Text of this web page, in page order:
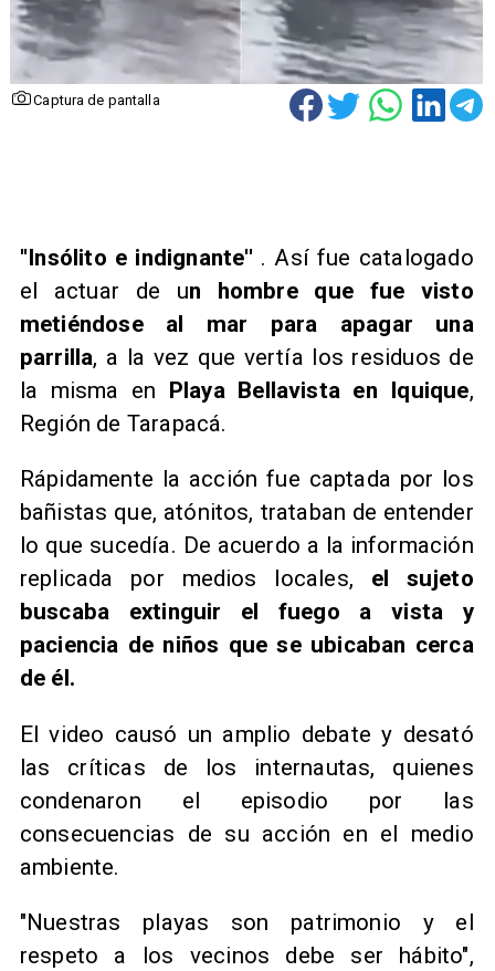
Captura de pantalla
''Insólito e indignante'' . Así fue catalogado
el actuar de un hombre que fue visto
metiéndose al mar para apagar una
parrilla, a la vez que vertía los residuos de
la misma en Playa Bellavista en Iquique,
Región de Tarapacá.
Rápidamente la acción fue captada por los
bañistas que, atónitos, trataban de entender
lo que sucedía. De acuerdo a la información
replicada por medios locales, el sujeto
buscaba extinguir el fuego a vista y
paciencia de niños que se ubicaban cerca
de él.
El video causó un amplio debate y desató
las críticas de los internautas, quienes
condenaron el episodio por las
consecuencias de su acción en el medio
ambiente.
"Nuestras playas son patrimonio y el
respeto a los vecinos debe ser hábito",